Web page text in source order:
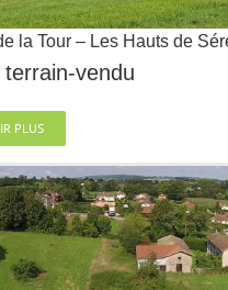
la Tour – Les Hauts de
terrain-vendu
PLUS